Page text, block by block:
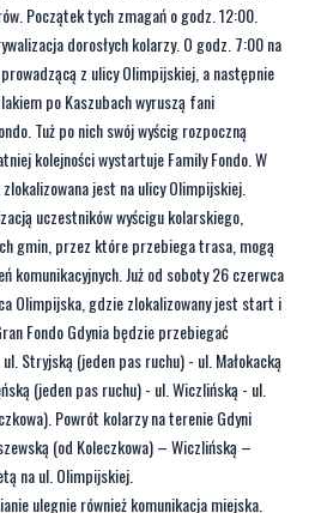
po Kaszubach wyruszą fani
Tuż po nich swój wyścig rozpoczną
kolejności wystartuje Family Fondo. W
jest na ulicy Olimpijskiej.
uczestników wyścigu kolarskiego,
gmin, przez które przebiega trasa, mogą
Już od soboty 26 czerwca
Olimpijska, gdzie zlokalizowany jest start i
Fondo Gdynia będzie przebiegać
Stryjską (jeden pas ruchu) - ul. Małokacką
(jeden pas ruchu) - ul. Wiczlińską - ul.
Powrót kolarzy na terenie Gdyni
(od Koleczkowa) – Wiczlińską –
na ul. Olimpijskiej.
ulegnie również komunikacja miejska.
dostępne są na:www.zkmgdynia.pl.
na:www.gfseries.pl